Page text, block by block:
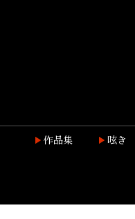
作品集 呟き